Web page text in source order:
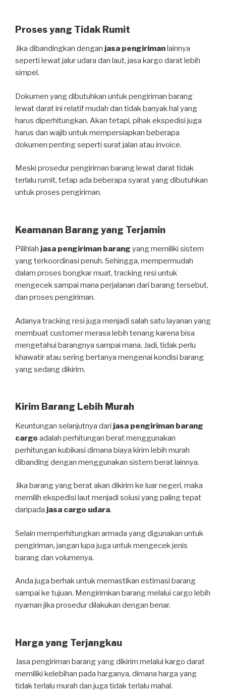
Proses yang Tidak Rumit
Jika dibandingkan dengan jasa pengiriman lainnya
seperti lewat jalur udara dan laut, jasa kargo darat lebih
simpel.
Dokumen yang dibutuhkan untuk pengiriman barang
lewat darat ini relatif mudah dan tidak banyak hal yang
harus diperhitungkan. Akan tetapi, pihak ekspedisi juga
harus dan wajib untuk mempersiapkan beberapa
dokumen penting seperti surat jalan atau invoice.
Meski prosedur pengiriman barang lewat darat tidak
terlalu rumit, tetap ada beberapa syarat yang dibutuhkan
untuk proses pengiriman.
Keamanan Barang yang Terjamin
Pilihlah jasa pengiriman barang yang memiliki sistem
yang terkoordinasi penuh. Sehingga, mempermudah
dalam proses bongkar muat, tracking resi untuk
mengecek sampai mana perjalanan dari barang tersebut,
dan proses pengiriman.
Adanya tracking resi juga menjadi salah satu layanan yang
membuat customer merasa lebih tenang karena bisa
mengetahui barangnya sampai mana. Jadi, tidak perlu
khawatir atau sering bertanya mengenai kondisi barang
yang sedang dikirim.
Kirim Barang Lebih Murah
Keuntungan selanjutnya dari jasa pengiriman barang
cargo adalah perhitungan berat menggunakan
perhitungan kubikasi dimana biaya kirim lebih murah
dibanding dengan menggunakan sistem berat lainnya.
Jika barang yang berat akan dikirim ke luar negeri, maka
memilih ekspedisi laut menjadi solusi yang paling tepat
daripada jasa cargo udara.
Selain memperhitungkan armada yang digunakan untuk
pengiriman, jangan lupa juga untuk mengecek jenis
barang dan volumenya.
Anda juga berhak untuk memastikan estimasi barang
sampai ke tujuan. Mengirimkan barang melalui cargo lebih
nyaman jika prosedur dilakukan dengan benar.
Harga yang Terjangkau
Jasa pengiriman barang yang dikirim melalui kargo darat
memiliki kelebihan pada harganya, dimana harga yang
tidak terlalu murah dan juga tidak terlalu mahal.